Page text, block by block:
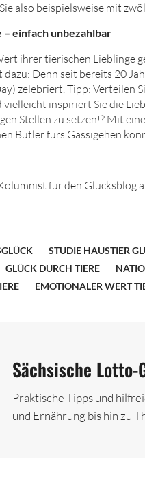
also beispielsweise mit
– einfach unbezahlbar
ihrer tierischen Lieblinge
Denn seit bereits 20
zelebriert. Tipp: Verteilen
inspiriert Sie die
Stellen zu setzen!? Mit
Butler fürs Gassigehen
für den Glücksblog
STUDIE HAUSTIER
GLÜCK DURCH TIERE
EMOTIONALER WERT
Sächsische Lotto-
Praktische Tipps und
und Ernährung bis hin zu